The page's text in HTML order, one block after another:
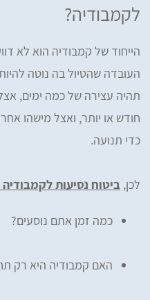
לקמבודיה?
הייחוד של קמבודיה הוא לא
העובדה שהטיול בה נוטה
תהיה עצירה של כמה ימים,
חודש או יותר, ואצל מישהו
כדי תנועה.
לכן, ביטוח נסיעות
כמה זמן אתם נוסעים?
האם קמבודיה היא רק